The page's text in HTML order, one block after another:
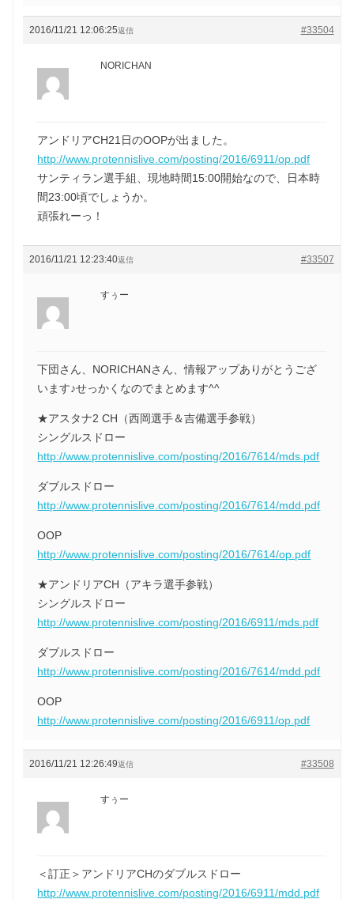
2016/11/21 12:06:25 #33504
返信
NORICHAN
アンドリアCH21日のOOPが出ました。
http://www.protennislive.com/posting/2016/6911/op.pdf
サンティラン選手組、現地時間15:00開始なので、日本時
間23:00頃でしょうか。
頑張れーっ！
2016/11/21 12:23:40 #33507
返信
すぅー
下団さん、NORICHANさん、情報アップありがとうござ
います♪せっかくなのでまとめます^^
★アスタナ2 CH（西岡選手＆吉備選手参戦）
シングルスドロー
http://www.protennislive.com/posting/2016/7614/mds.pdf
ダブルスドロー
http://www.protennislive.com/posting/2016/7614/mdd.pdf
OOP
http://www.protennislive.com/posting/2016/7614/op.pdf
★アンドリアCH（アキラ選手参戦）
シングルスドロー
http://www.protennislive.com/posting/2016/6911/mds.pdf
ダブルスドロー
http://www.protennislive.com/posting/2016/7614/mdd.pdf
OOP
http://www.protennislive.com/posting/2016/6911/op.pdf
2016/11/21 12:26:49 #33508
返信
すぅー
＜訂正＞アンドリアCHのダブルスドロー
http://www.protennislive.com/posting/2016/6911/mdd.pdf